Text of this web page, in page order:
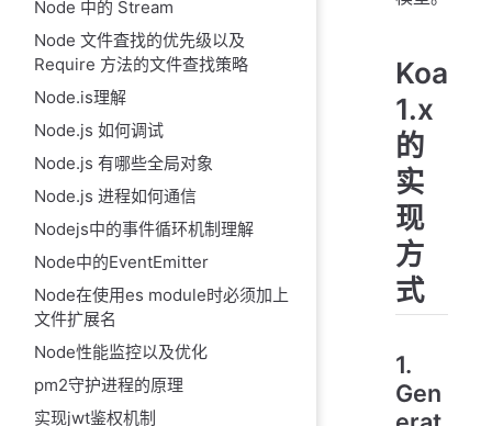
Node 中的 Stream
Node 文件査找的优先级以及
Require 方法的文件查找策略
Node.is理解
Node.js 如何调试
Node.js 有哪些全局对象
Node.js 进程如何通信
Nodejs中的事件循环机制理解
Node中的EventEmitter
Node在使用es module时必须加上
文件扩展名
Node性能监控以及优化
pm2守护进程的原理
实现jwt鉴权机制
Koa
1.x
的
实
现
方
式
1.
Gen